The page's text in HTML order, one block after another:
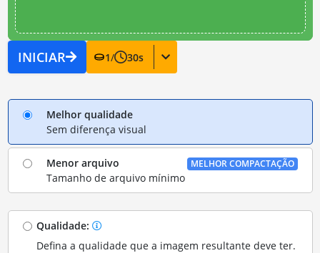
INICIAR 1/ 30s
Melhor qualidade
Sem diferença visual
Menor arquivo
Tamanho de arquivo mínimo
MELHOR COMPACTAÇÃO
Qualidade:
Defina a qualidade que a imagem resultante deve ter.